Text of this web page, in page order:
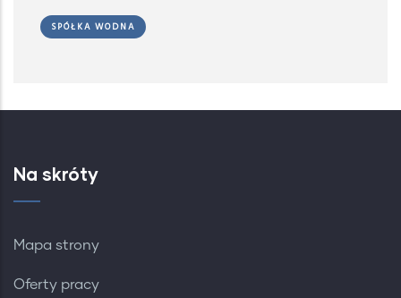
SPÓŁKA WODNA
Na skróty
Mapa strony
Oferty pracy